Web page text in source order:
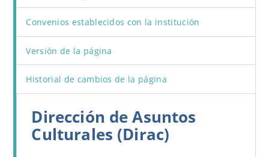
Convenios establecidos con la institución
Versión de la página
Historial de cambios de la página
Dirección de Asuntos
Culturales (Dirac)